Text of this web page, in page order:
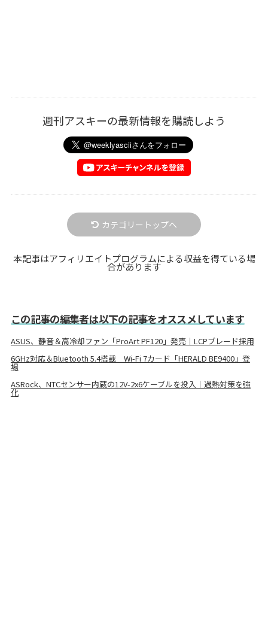
週刊アスキーの最新情報を購読しよう
カテゴリートップへ
本記事はアフィリエイトプログラムによる収益を得ている場
合があります
この記事の編集者は以下の記事をオススメしています
ASUS、静音＆高冷却ファン「ProArt PF120」発売｜LCPブレード採用
6GHz対応＆Bluetooth 5.4搭載 Wi-Fi 7カード「HERALD BE9400」登
場
ASRock、NTCセンサー内蔵の12V-2x6ケーブルを投入｜過熱対策を強
化